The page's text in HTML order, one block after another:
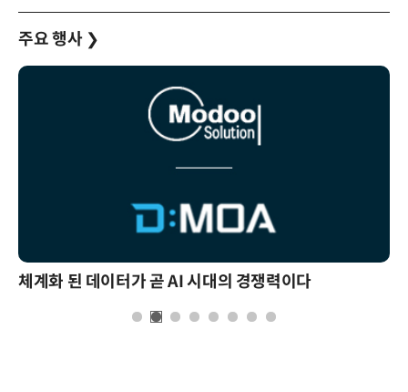
주요 행사 ❯
체계화 된 데이터가 곧 AI 시대의 경쟁력이다